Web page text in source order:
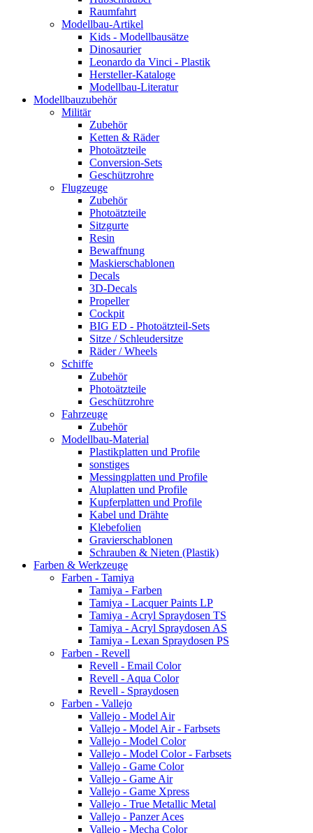
Raumfahrt
Modellbau-Artikel
Kids - Modellbausätze
Dinosaurier
Leonardo da Vinci - Plastik
Hersteller-Kataloge
Modellbau-Literatur
Modellbauzubehör
Militär
Zubehör
Ketten & Räder
Photoätzteile
Conversion-Sets
Geschützrohre
Flugzeuge
Zubehör
Photoätzteile
Sitzgurte
Resin
Bewaffnung
Maskierschablonen
Decals
3D-Decals
Propeller
Cockpit
BIG ED - Photoätzteil-Sets
Sitze / Schleudersitze
Räder / Wheels
Schiffe
Zubehör
Photoätzteile
Geschützrohre
Fahrzeuge
Zubehör
Modellbau-Material
Plastikplatten und Profile
sonstiges
Messingplatten und Profile
Aluplatten und Profile
Kupferplatten und Profile
Kabel und Drähte
Klebefolien
Gravierschablonen
Schrauben & Nieten (Plastik)
Farben & Werkzeuge
Farben - Tamiya
Tamiya - Farben
Tamiya - Lacquer Paints LP
Tamiya - Acryl Spraydosen TS
Tamiya - Acryl Spraydosen AS
Tamiya - Lexan Spraydosen PS
Farben - Revell
Revell - Email Color
Revell - Aqua Color
Revell - Spraydosen
Farben - Vallejo
Vallejo - Model Air
Vallejo - Model Air - Farbsets
Vallejo - Model Color
Vallejo - Model Color - Farbsets
Vallejo - Game Color
Vallejo - Game Air
Vallejo - Game Xpress
Vallejo - True Metallic Metal
Vallejo - Panzer Aces
Vallejo - Mecha Color